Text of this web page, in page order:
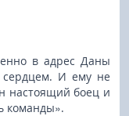
в адрес Даны
сердцем. И ему не
настоящий боец и
команды».